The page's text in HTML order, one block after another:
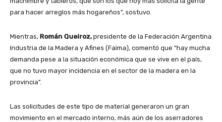
para hacer arreglos más hogareños”, sostuvo.
Mientras, Román Queiroz,presidente de la Federación Argentina
Industria de la Madera y Afines (Faima), comentó que “hay mucha
demanda pese a la situación económica que se vive en el país,
que no tuvo mayor incidencia en el sector de la madera en la
provincia”.
Las solicitudes de este tipo de material generaron un gran
movimiento en el mercado interno, más aún de los aserradores